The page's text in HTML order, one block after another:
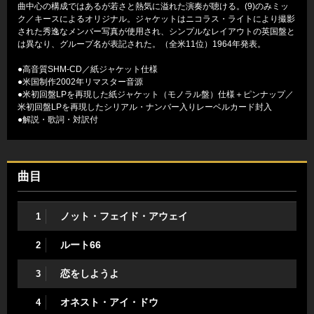
曲中心の構成ではあるが若さと熱気に溢れた演奏が聴ける。(9)のみミッ
ク／キースによるオリジナル。ジャケットはニコラス・ライトにより撮影
された秀逸なメンバー写真が使用され、シンプルなレイアウトの英国盤と
は異なり、グループ名が表記された。（全米11位）1964年発表。
●高音質SHM-CD／紙ジャケット仕様
●米国制作2002年リマスター音源
●米初回盤LPを再現した紙ジャケット（モノラル盤）仕様＋ピンナップ／
米初回盤LPを再現したシリアル・ナンバー入りレーベルカード封入
●解説・歌詞・対訳付
曲目
1 ノット・フェイド・アウェイ
2 ルート66
3 恋をしようよ
4 オネスト・アイ・ドウ